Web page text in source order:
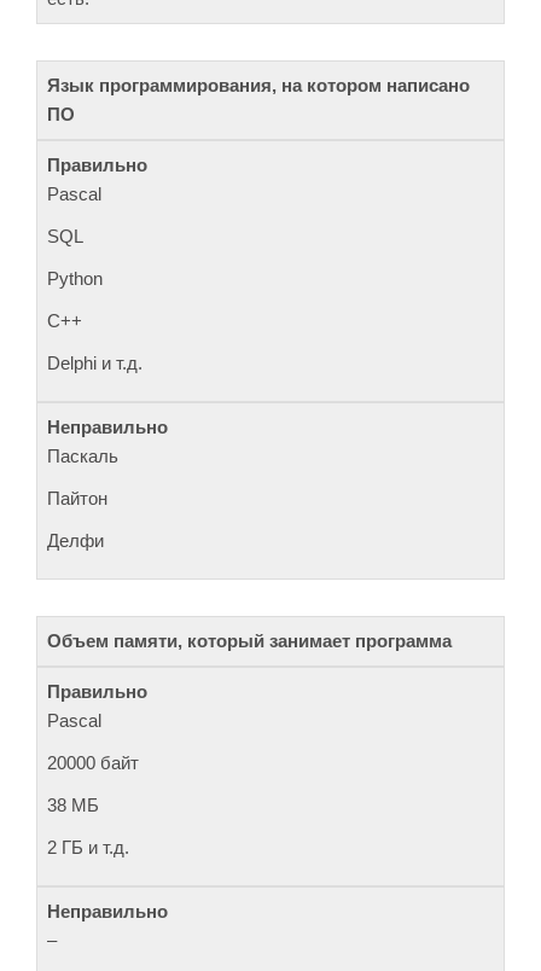
Язык программирования, на котором написано
ПО
Pascal
SQL
Python
C++
Delphi и т.д.
Паскаль
Пайтон
Делфи
Объем памяти, который занимает программа
Pascal
20000 байт
38 МБ
2 ГБ и т.д.
–